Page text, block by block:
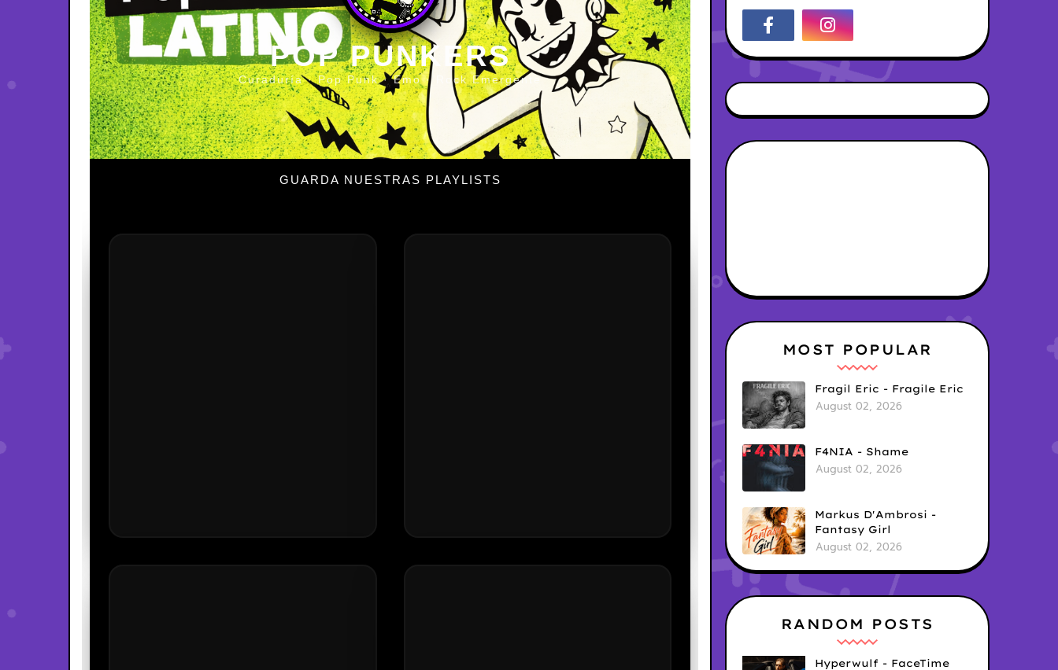
POP PUNKERS
Curaduría · Pop Punk · Emo · Rock Emergente
GUARDA NUESTRAS PLAYLISTS
MOST POPULAR
Fragil Eric - Fragile Eric
August 02, 2026
F4NIA - Shame
August 02, 2026
Markus D'Ambrosi -
Fantasy Girl
August 02, 2026
RANDOM POSTS
Hyperwulf - FaceTime